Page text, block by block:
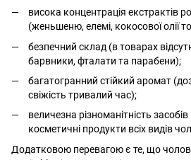
висока концентрація екстрактів
(женьшеню, елемі, кокосової олії
безпечний склад (в товарах
барвники, фталати та парабени);
багатогранний стійкий аромат
свіжість тривалий час);
величезна різноманітність засобів
косметичні продукти всіх видів
Додатковою перевагою є те, що